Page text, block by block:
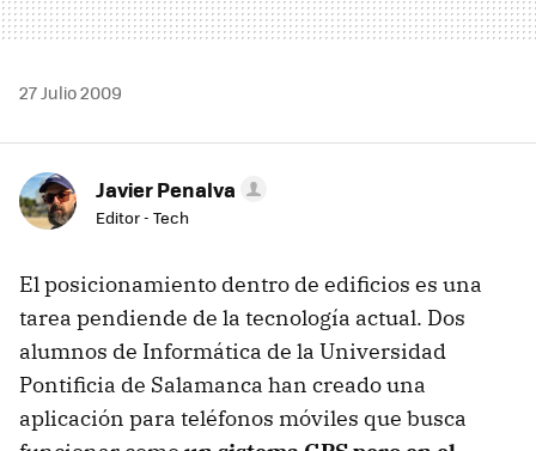
27 Julio 2009
Javier Penalva
Editor - Tech
El posicionamiento dentro de edificios es una
tarea pendiende de la tecnología actual. Dos
alumnos de Informática de la Universidad
Pontificia de Salamanca han creado una
aplicación para teléfonos móviles que busca